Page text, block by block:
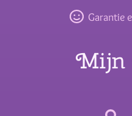
Garantie
Mijn